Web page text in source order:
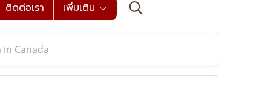
ติดต่อเรา เพิ่มเติม
Canada